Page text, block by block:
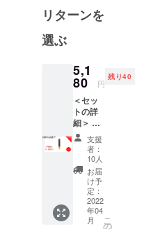
日本の皆様
にも是非体
験していた
ロジェクト
を立ち上げ
ました。
最新のテク
ノロジー
で、皆さん
の生活をよ
り豊かに、
快適にする
ことが弊社
の理念で
リターンを
選ぶ
5,1
80 円
残り40
＜セッ
トの詳
細＞ ・
懐中電
灯
「HOT
O LED-
Kid」
・ラン
シェー
ド ・
支援
者：
10人
お届
け予
定：
2022
年04
月
こ
の